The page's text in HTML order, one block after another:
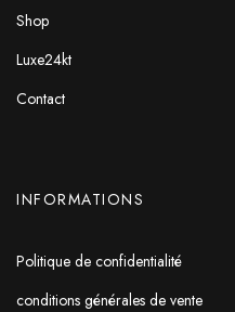
Shop
Luxe24kt
Contact
INFORMATIONS
Politique de confidentialité
conditions générales de vente